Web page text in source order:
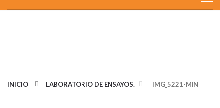
INICIO LABORATORIO DE ENSAYOS. IMG_5221-MIN